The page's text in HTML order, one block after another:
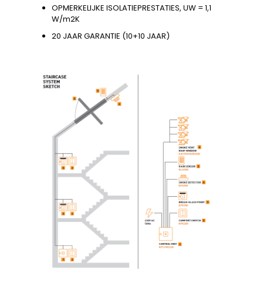
OPMERKELIJKE ISOLATIEPRESTATIES, UW = 1,1
W/m2K
20 JAAR GARANTIE (10+10 JAAR)